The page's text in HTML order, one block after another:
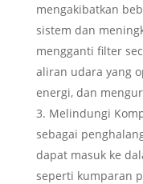
mengakibatkan
sistem dan
mengganti filter
aliran udara yang
energi, dan
Melindungi
sebagai
dapat masuk ke
seperti kumparan